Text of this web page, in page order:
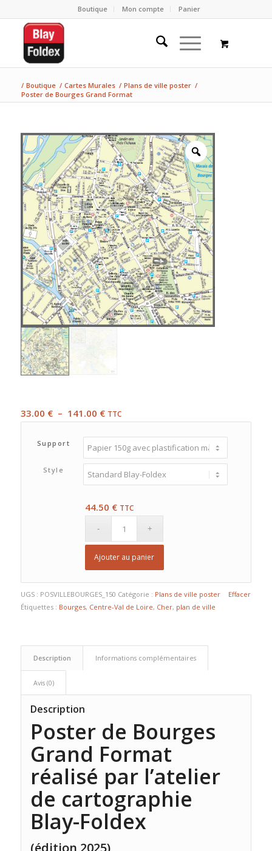
Boutique Mon compte Panier
/ Boutique / Cartes Murales / Plans de ville poster /
Poster de Bourges Grand Format
33.00 € – 141.00 €Plage
33.00 €
à
141.00 €
TTC
Support
Style
Effacer
44.50 € TTC
Ajouter au panier
UGS : POSVILLEBOURGES_150 Catégorie : Plans de ville poster
Étiquettes : Bourges, Centre-Val de Loire, Cher, plan de ville
Description Informations complémentaires
Avis (0)
Description
Poster de Bourges
Grand Format
réalisé par l’atelier
de cartographie
Blay-Foldex
(édition 2025)